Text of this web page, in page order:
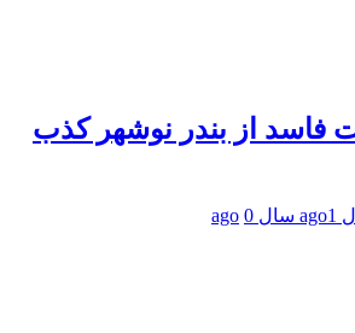
فاسد از بندر نوشهر کذب
1 سال ago 0